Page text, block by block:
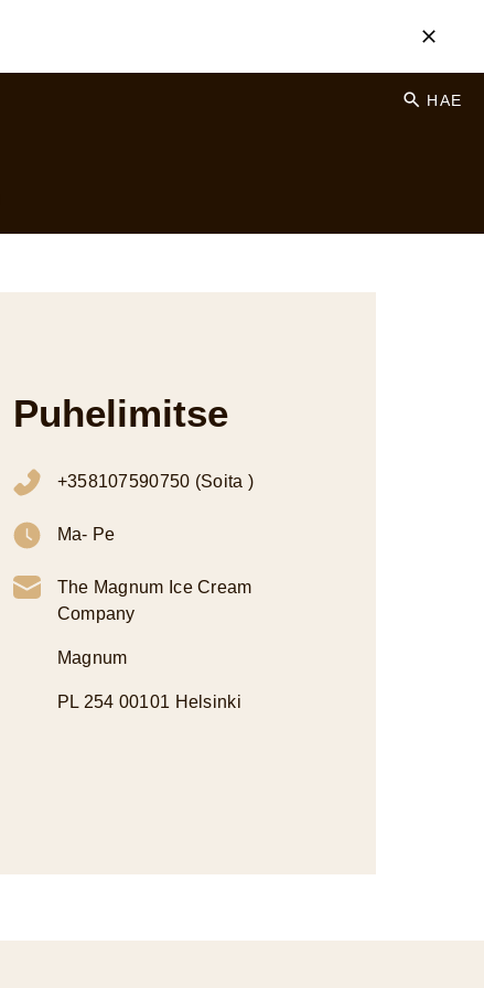
HAE
Puhelimitse
+358107590750 (Soita )
Ma- Pe
The Magnum Ice Cream
Company
Magnum
PL 254 00101 Helsinki